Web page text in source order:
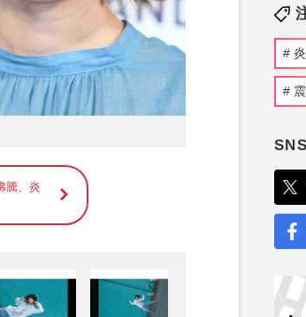
騰、炎